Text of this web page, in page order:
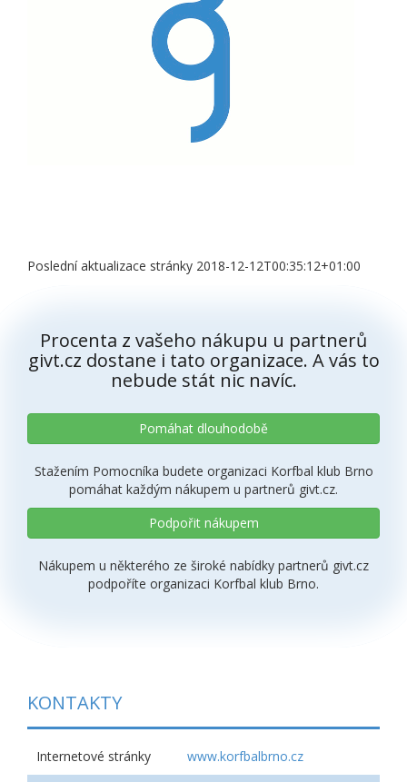
Poslední aktualizace stránky 2018-12-12T00:35:12+01:00
Procenta z vašeho nákupu u partnerů
givt.cz dostane i tato organizace. A vás to
nebude stát nic navíc.
Pomáhat dlouhodobě
Stažením Pomocníka budete organizaci Korfbal klub Brno
pomáhat každým nákupem u partnerů givt.cz.
Podpořit nákupem
Nákupem u některého ze široké nabídky partnerů givt.cz
podpoříte organizaci Korfbal klub Brno.
KONTAKTY
Internetové stránky www.korfbalbrno.cz